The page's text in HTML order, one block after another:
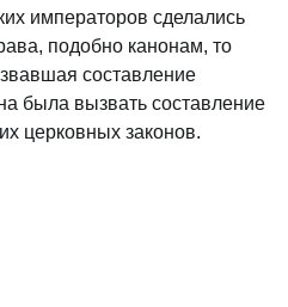
императоров сделались
подобно канонам, то
составление
была вызвать составление
церковных законов.